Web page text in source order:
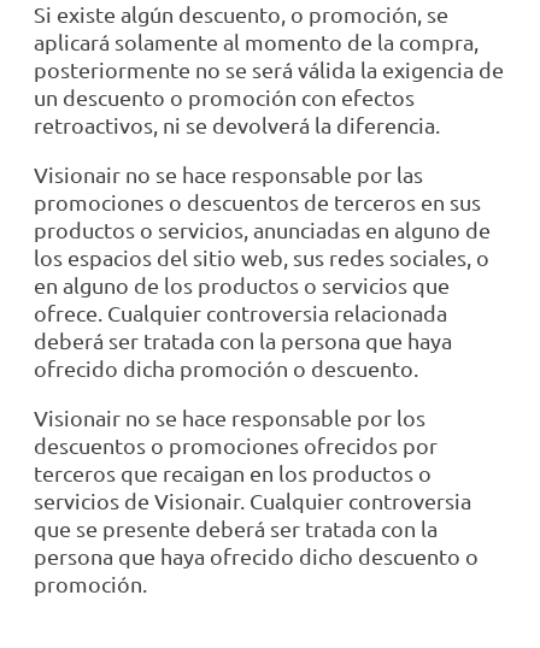
Si existe algún descuento, o promoción, se
aplicará solamente al momento de la compra,
posteriormente no se será válida la exigencia de
un descuento o promoción con efectos
retroactivos, ni se devolverá la diferencia.
Visionair no se hace responsable por las
promociones o descuentos de terceros en sus
productos o servicios, anunciadas en alguno de
los espacios del sitio web, sus redes sociales, o
en alguno de los productos o servicios que
ofrece. Cualquier controversia relacionada
deberá ser tratada con la persona que haya
ofrecido dicha promoción o descuento.
Visionair no se hace responsable por los
descuentos o promociones ofrecidos por
terceros que recaigan en los productos o
servicios de Visionair. Cualquier controversia
que se presente deberá ser tratada con la
persona que haya ofrecido dicho descuento o
promoción.